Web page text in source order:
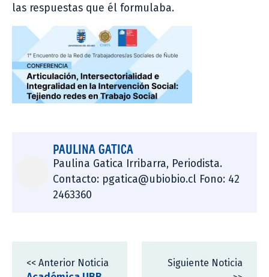
las respuestas que él formulaba.
PAULINA GATICA
Paulina Gatica Irribarra, Periodista.
Contacto: pgatica@ubiobio.cl Fono: 42
2463360
<< Anterior Noticia
Siguiente Noticia